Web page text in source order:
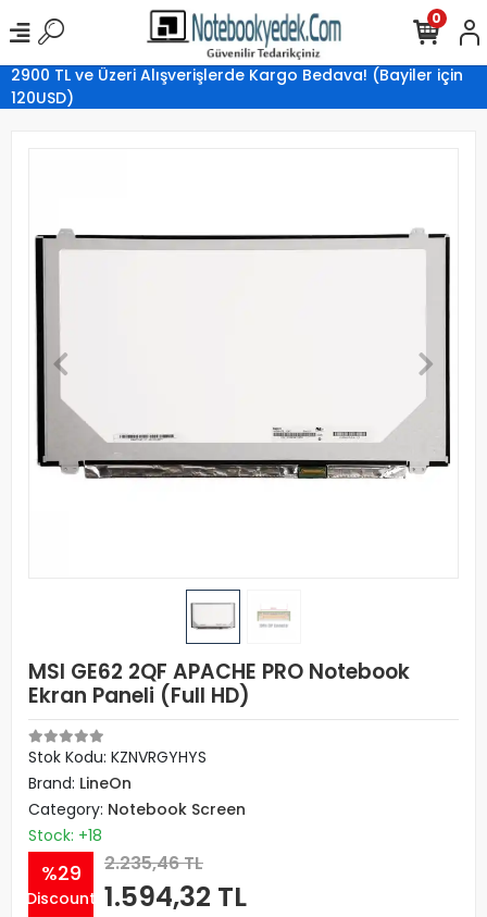
2900 TL ve Üzeri Alışverişlerde Kargo Bedava! (Bayiler için
120USD)
0
MSI GE62 2QF APACHE PRO Notebook
Ekran Paneli (Full HD)
Stok Kodu: KZNVRGYHYS
Brand: LineOn
Category: Notebook Screen
Stock: +18
%29
Discount
2.235,46 TL
1.594,32 TL